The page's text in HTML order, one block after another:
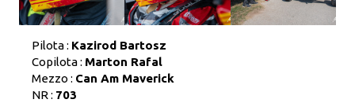
Pilota : Kazirod Bartosz
Copilota : Marton Rafal
Mezzo : Can Am Maverick
NR : 703